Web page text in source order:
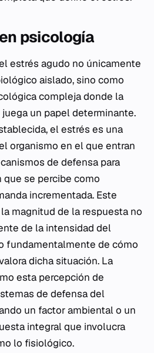
psicología
estrés agudo no únicamente
aislado, sino como
compleja donde la
un papel determinante.
el estrés es una
organismo en el que entran
de defensa para
se percibe como
incrementada. Este
magnitud de la respuesta no
de la intensidad del
fundamentalmente de cómo
dicha situación. La
esta percepción de
de defensa del
un factor ambiental o un
integral que involucra
lo fisiológico.